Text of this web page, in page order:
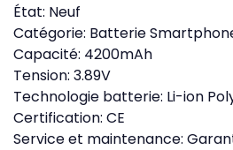
État: Neuf
Catégorie: Batterie
Capacité: 4200mAh
Tension: 3.89V
Technologie batterie: Li-ion
Certification: CE
Service et maintenance: